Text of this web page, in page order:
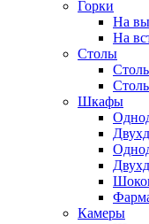
Горки
На
На
Столы
Шкафы
Камеры